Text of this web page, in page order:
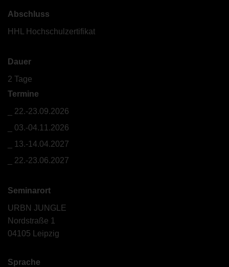
Abschluss
HHL Hochschulzertifikat
Dauer
2 Tage
Termine
22.-23.09.2026
03.-04.11.2026
13.-14.04.2027
22.-23.06.2027
Seminarort
URBN JUNGLE
Nordstraße 1
04105 Leipzig
Sprache